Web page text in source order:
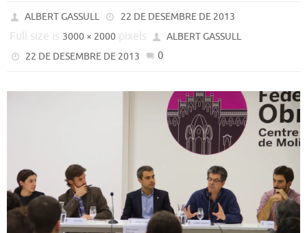
ALBERT GASSULL 22 DE DESEMBRE DE 2013
Full size is 3000 × 2000 pixels
ALBERT GASSULL
22 DE DESEMBRE DE 2013
0